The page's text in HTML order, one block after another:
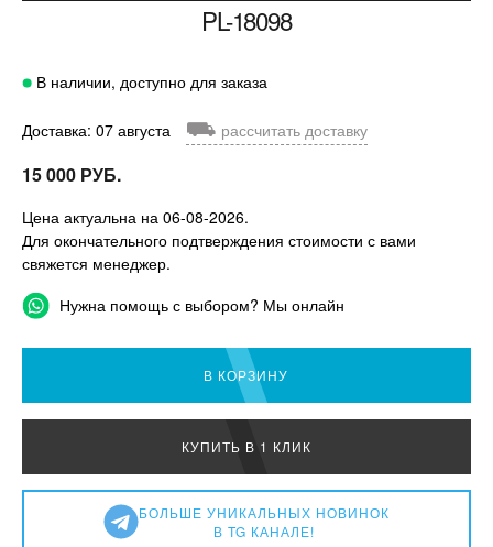
PL-18098
В наличии, доступно для заказа
Доставка: 07 августа ⛟ рассчитать доставку
15 000 РУБ.
Цена актуальна на 06-08-2026.
Для окончательного подтверждения стоимости с вами
свяжется менеджер.
Нужна помощь с выбором? Мы онлайн
В КОРЗИНУ
КУПИТЬ В 1 КЛИК
БОЛЬШЕ УНИКАЛЬНЫХ НОВИНОК
В TG КАНАЛЕ!